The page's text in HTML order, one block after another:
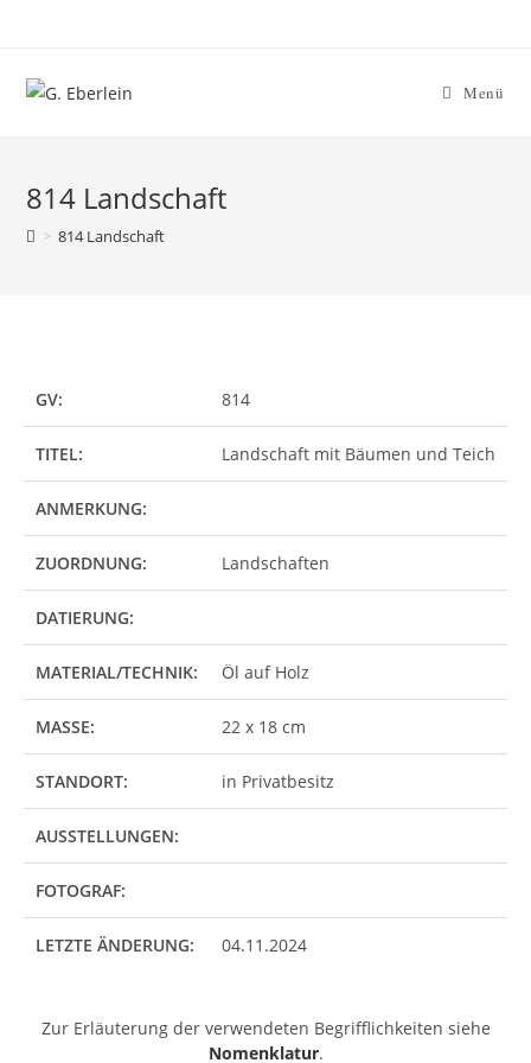
Menü
814 Landschaft
> 814 Landschaft
GV: 814
TITEL: Landschaft mit Bäumen und Teich
ANMERKUNG:
ZUORDNUNG: Landschaften
DATIERUNG:
MATERIAL/TECHNIK: Öl auf Holz
MASSE: 22 x 18 cm
STANDORT: in Privatbesitz
AUSSTELLUNGEN:
FOTOGRAF:
LETZTE ÄNDERUNG: 04.11.2024
Zur Erläuterung der verwendeten Begrifflichkeiten siehe
Nomenklatur.